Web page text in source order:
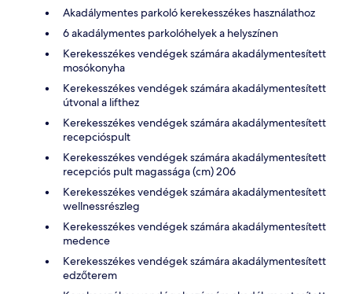
Akadálymentes parkoló kerekesszékes használathoz
6 akadálymentes parkolóhelyek a helyszínen
Kerekesszékes vendégek számára akadálymentesített
mosókonyha
Kerekesszékes vendégek számára akadálymentesített
útvonal a lifthez
Kerekesszékes vendégek számára akadálymentesített
recepcióspult
Kerekesszékes vendégek számára akadálymentesített
recepciós pult magassága (cm) 206
Kerekesszékes vendégek számára akadálymentesített
wellnessrészleg
Kerekesszékes vendégek számára akadálymentesített
medence
Kerekesszékes vendégek számára akadálymentesített
edzőterem